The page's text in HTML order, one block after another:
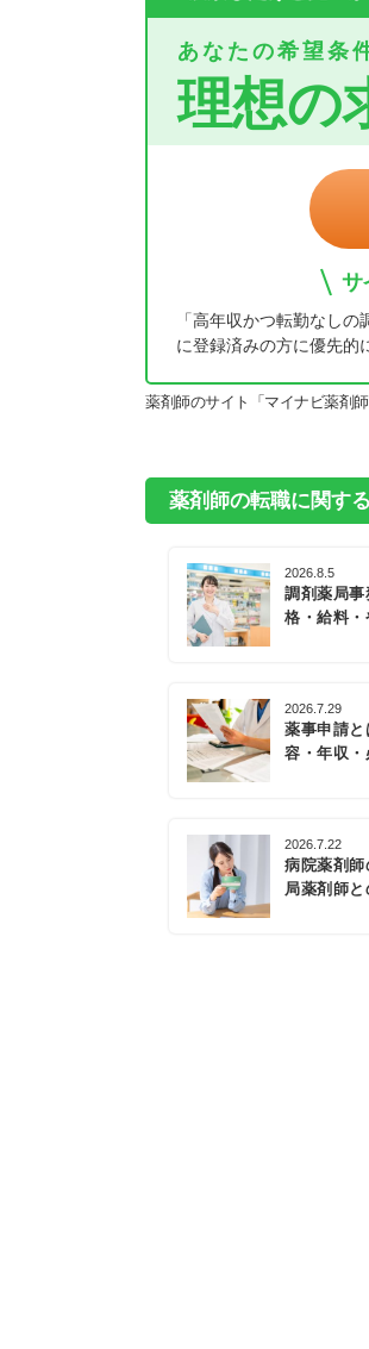
あなたの希望条
理想の
サ
「高年収かつ転勤なし
に登録済みの方に優先的
薬剤師のサイト「マイナビ薬剤
薬剤師の転職に関す
2026.8.5
調剤薬局
格・給料
2026.7.29
薬事申請
容・年収・
2026.7.22
病院薬剤
局薬剤師